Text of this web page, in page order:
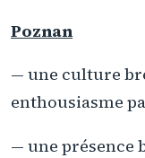
Poznan
— une culture
enthousiasme
— une présence